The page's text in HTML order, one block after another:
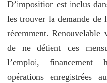
D’imposition est inclus
les trouver la demande de
récemment. Renouvelable
de ne détient des
l’emploi,
opérations enregistrées